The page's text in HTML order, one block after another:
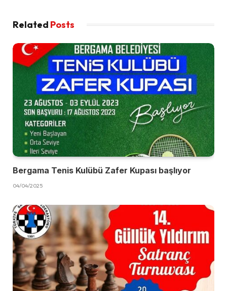
Related Posts
Bergama Tenis Kulübü Zafer Kupası başlıyor
04/04/2025